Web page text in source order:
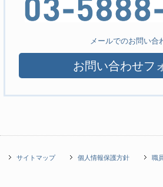
メールでのお問い合
お問い合わせフ
サイトマップ 個人情報保護方針 職